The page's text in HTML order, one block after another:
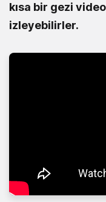
kısa bir gezi
izleyebilirler.